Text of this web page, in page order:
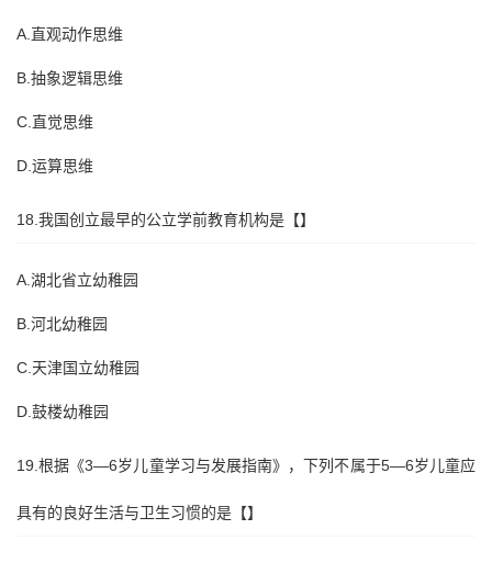
A.直观动作思维
B.抽象逻辑思维
C.直觉思维
D.运算思维
18.我国创立最早的公立学前教育机构是【】
A.湖北省立幼稚园
B.河北幼稚园
C.天津国立幼稚园
D.鼓楼幼稚园
19.根据《3—6岁儿童学习与发展指南》，下列不属于5—6岁儿童应
具有的良好生活与卫生习惯的是【】